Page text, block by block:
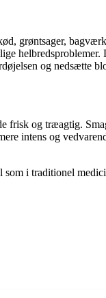
grøntsager,
og nedsætte
frisk og træagtig.
intens og
i traditionel